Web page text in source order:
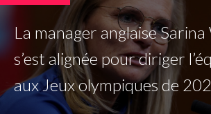
La manager anglaise
s’est alignée pour diriger
aux Jeux olympiques de